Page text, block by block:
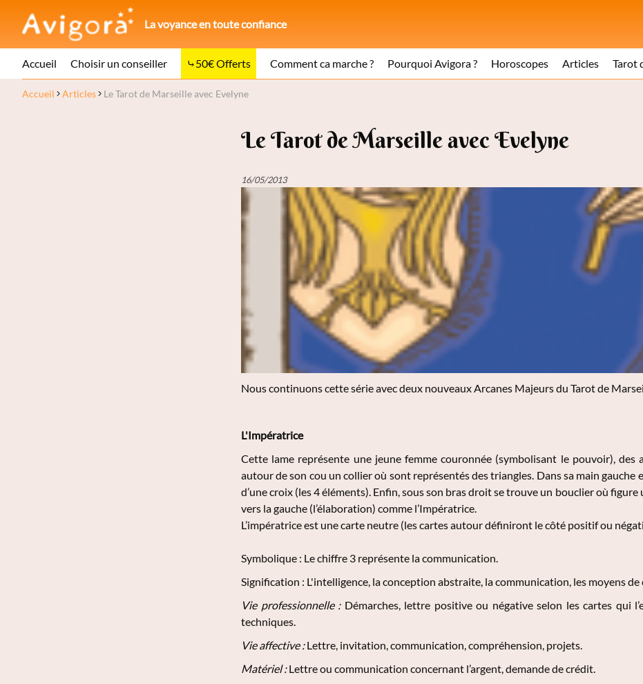
La voyance en toute confiance
Accueil Choisir un conseiller 50€ Offerts Comment ca marche ? Pourquoi Avigora ? Horoscopes Articles Tarot
Accueil Articles Le Tarot de Marseille avec Evelyne
Le Tarot de Marseille avec Evelyne
16/05/2013
Nous continuons cette série avec deux nouveaux Arcanes Majeurs du Tarot de
L'Impératrice
Cette lame représente une jeune femme couronnée (symbolisant le pouvoir),
autour de son cou un collier où sont représentés des triangles. Dans sa main
d’une croix (les 4 éléments). Enfin, sous son bras droit se trouve un bouclier où
vers la gauche (l’élaboration) comme l’Impératrice.
L’impératrice est une carte neutre (les cartes autour définiront le côté positif ou
Symbolique : Le chiffre 3 représente la communication.
Signification : L'intelligence, la conception abstraite, la communication, les moyens
Vie professionnelle : Démarches, lettre positive ou négative selon les cartes qui
techniques.
Vie affective :Lettre, invitation, communication, compréhension, projets.
Matériel :Lettre ou communication concernant l’argent, demande de crédit.